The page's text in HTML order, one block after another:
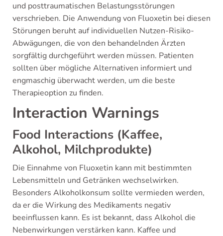
und posttraumatischen Belastungsstörungen
verschrieben. Die Anwendung von Fluoxetin bei diesen
Störungen beruht auf individuellen Nutzen-Risiko-
Abwägungen, die von den behandelnden Ärzten
sorgfältig durchgeführt werden müssen. Patienten
sollten über mögliche Alternativen informiert und
engmaschig überwacht werden, um die beste
Therapieoption zu finden.
Interaction Warnings
Food Interactions (Kaffee,
Alkohol, Milchprodukte)
Die Einnahme von Fluoxetin kann mit bestimmten
Lebensmitteln und Getränken wechselwirken.
Besonders Alkoholkonsum sollte vermieden werden,
da er die Wirkung des Medikaments negativ
beeinflussen kann. Es ist bekannt, dass Alkohol die
Nebenwirkungen verstärken kann. Kaffee und